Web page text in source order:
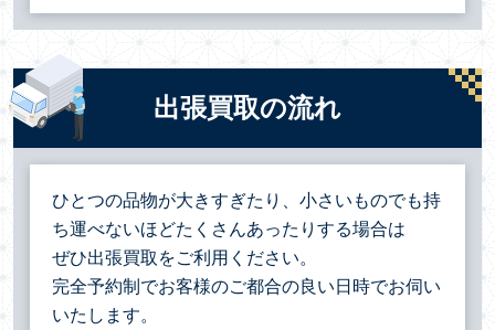
出張買取の流れ
ひとつの品物が大きすぎたり、小さいものでも持
ち運べないほどたくさんあったりする場合は
ぜひ出張買取をご利用ください。
完全予約制でお客様のご都合の良い日時でお伺い
いたします。